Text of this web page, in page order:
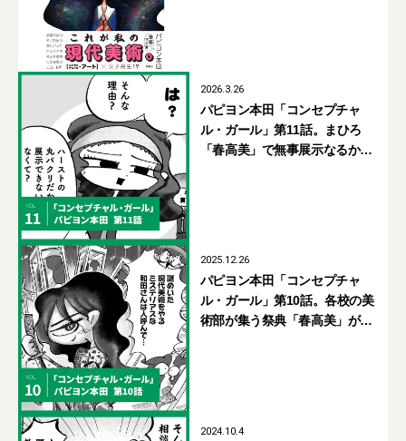
2026.3.26
パピヨン本田「コンセプチャ
ル・ガール」第11話。まひろ
「春高美」で無事展示なるか？
2025.12.26
パピヨン本田「コンセプチャ
ル・ガール」第10話。各校の美
術部が集う祭典「春高美」が始
2024.10.4